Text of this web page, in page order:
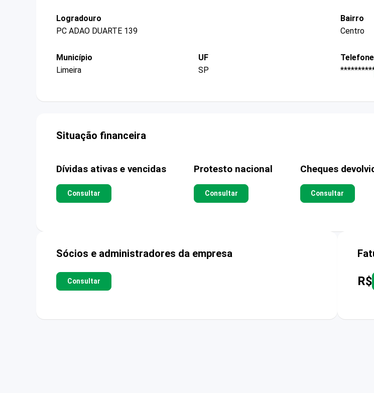
Logradouro
PC ADAO DUARTE 139
Bairro
Centro
Município
Limeira
UF
SP
Telefone
Situação financeira
Dívidas ativas e vencidas
Consultar
Protesto nacional
Consultar
Cheques
Consultar
Sócios e administradores da empresa
Consultar R$